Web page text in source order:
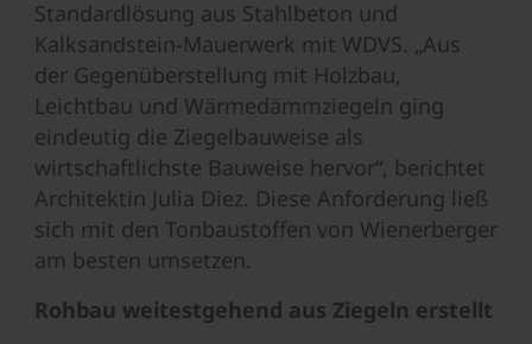
Standardlösung aus Stahlbeton und
Kalksandstein-Mauerwerk mit WDVS. „Aus
der Gegenüberstellung mit Holzbau,
Leichtbau und Wärmedämmziegeln ging
eindeutig die Ziegelbauweise als
wirtschaftlichste Bauweise hervor“, berichtet
Architektin Julia Diez. Diese Anforderung ließ
sich mit den Tonbaustoffen von Wienerberger
am besten umsetzen.
Rohbau weitestgehend aus Ziegeln erstellt